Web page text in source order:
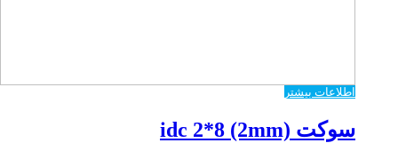
اطلاعات بیشتر
سوکت idc 2*8 (2mm)